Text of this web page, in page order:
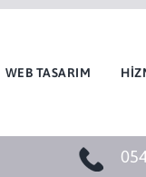
WEB TASARIM